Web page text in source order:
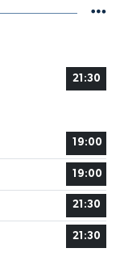
21:30
19:00
19:00
21:30
21:30